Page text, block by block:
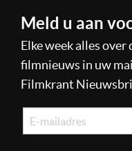
Meld u aan
Elke week alles
filmnieuws in uw
Filmkrant